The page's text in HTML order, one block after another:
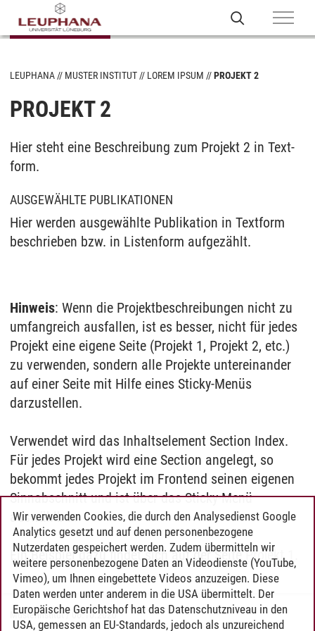
LEUPHANA MUSTER INSTITUT LOREM IPSUM PROJEKT 2
PROJEKT 2
Hier steht eine Be­schrei­bung zum Pro­jekt 2 in Text­
form.
AUSGEWÄHLTE PUBLIKATIONEN
Hier werden ausgewählte Publikation in Textform
beschrieben bzw. in Listenform aufgezählt.
Hinweis: Wenn die Projektbeschreibungen nicht zu
umfangreich ausfallen, ist es besser, nicht für jedes
Projekt eine eigene Seite (Projekt 1, Projekt 2, etc.)
zu verwenden, sondern alle Projekte untereinander
auf einer Seite mit Hilfe eines Sticky-Menüs
darzustellen.
Verwendet wird das Inhaltselement Section Index.
Für jedes Projekt wird eine Section angelegt, so
bekommt jedes Projekt im Frontend seinen eigenen
Sinnabschnitt und ist über das Sticky-Menü
auswählbar.
Ein Beispiel dazu findet sich auf der SeiteProjekt 1
Musterinstitut/ 06.10.2020
Wir verwenden Cookies, die durch den Analysedienst Google
Analytics gesetzt und auf denen personenbezogene
Nutzerdaten gespeichert werden. Zudem übermitteln wir
weitere personenbezogene Daten an Videodienste (YouTube,
Vimeo), um Ihnen eingebettete Videos anzuzeigen. Diese
Daten werden unter anderem in die USA übermittelt. Der
Europäische Gerichtshof hat das Datenschutzniveau in den
USA, gemessen an EU-Standards, jedoch als unzureichend